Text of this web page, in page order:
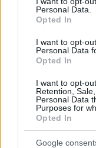
Personal Data.
Opted In
I want to opt-
Personal Data
Opted In
I want to opt-
Retention,
Personal Data
Purposes for
Opted In
Google
Website
Add Comment*
Save my name,